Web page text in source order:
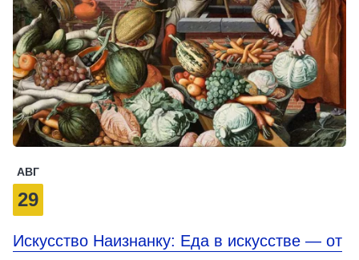
АВГ
29
Искусство Наизнанку: Еда в искусстве — от